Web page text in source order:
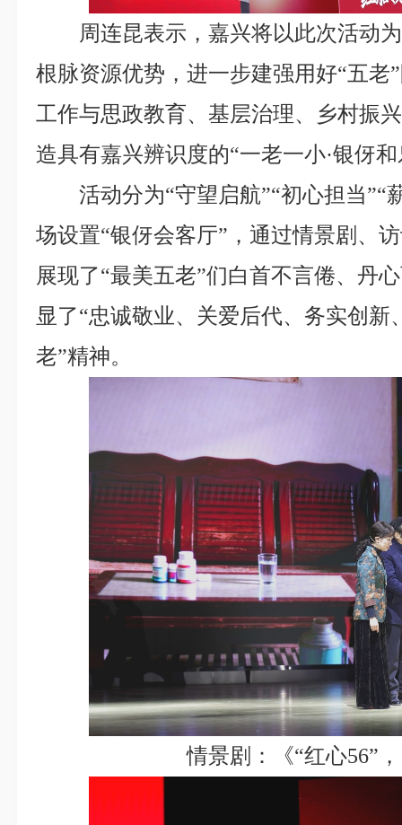
周连昆表示，嘉兴将以此次活动
根脉资源优势，进一步建强用好“五老
工作与思政教育、基层治理、乡村振
造具有嘉兴辨识度的“一老一小·银伢
活动分为“守望启航”“初心担当”“
场设置“银伢会客厅”，通过情景剧、
展现了“最美五老”们白首不言倦、丹
显了“忠诚敬业、关爱后代、务实创新
老”精神。
情景剧：《“红心56”